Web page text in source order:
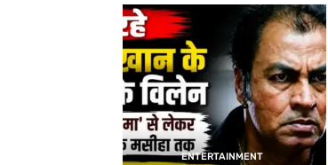
ENTERTAINMENT